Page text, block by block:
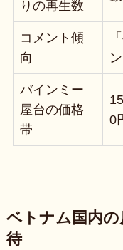
りの再生数
コメント傾
向
バインミー
屋台の価格
帯
0
ベトナム国内
待